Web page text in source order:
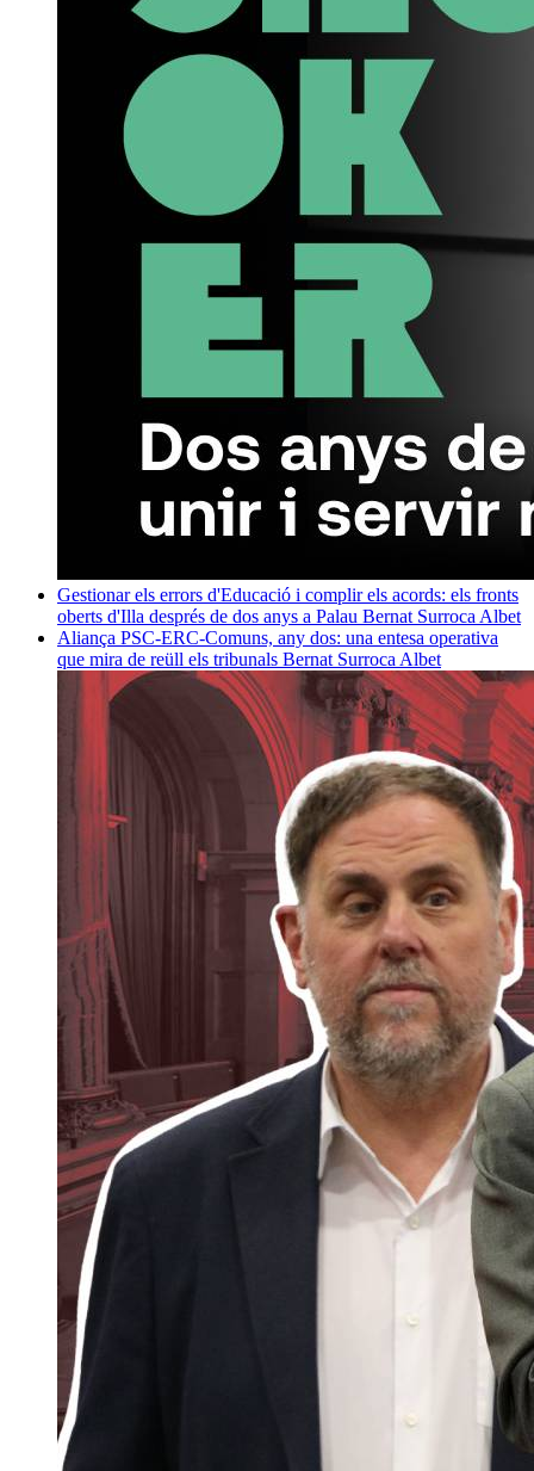
Gestionar els errors d'Educació i complir els acords: els fronts
oberts d'Illa després de dos anys a Palau Bernat Surroca Albet
Aliança PSC-ERC-Comuns, any dos: una entesa operativa
que mira de reüll els tribunals Bernat Surroca Albet